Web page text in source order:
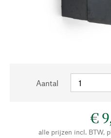
Aantal
€
alle prijzen incl. BTW,